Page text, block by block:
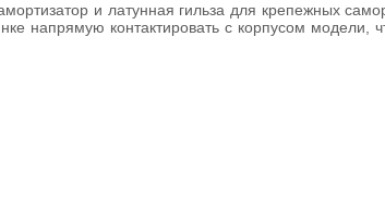
и латунная гильза для крепежных
напрямую контактировать с корпусом модели,